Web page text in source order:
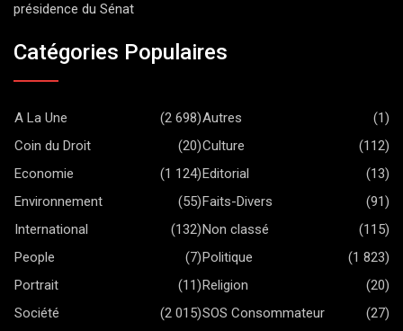
présidence du Sénat
Catégories Populaires
A La Une (2 698)Autres
(1)
Coin du Droit
(20)Culture
(112)
Economie
(1 124)Editorial
(13)
Environnement
(55)Faits-Divers
(91)
International
(132)Non classé
(115)
People
(7)Politique
(1 823)
Portrait
(11)Religion
(20)
Société
(2 015)SOS Consommateur
(27)